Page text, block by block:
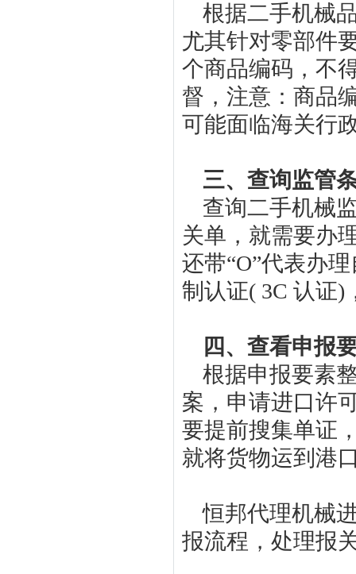
根据二手机械
尤其针对零部件
个商品编码，不
督，注意：商品
可能面临海关行
三、查询监管
查询二手机械
关单，就需要办
还带“O”代表办
制认证( 3C 认证)
四、查看申报
根据申报要素
案，申请进口许
要提前搜集单证
就将货物运到港
恒邦代理机械
报流程，处理报